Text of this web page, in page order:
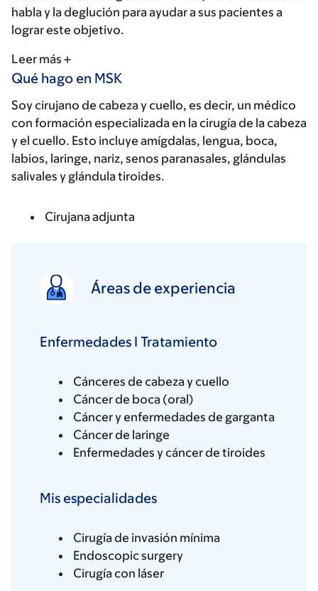
habla y la deglución para ayudar a sus pacientes a
lograr este objetivo.
Leer más
Qué hago en MSK
Soy cirujano de cabeza y cuello, es decir, un médico
con formación especializada en la cirugía de la cabeza
y el cuello. Esto incluye amígdalas, lengua, boca,
labios, laringe, nariz, senos paranasales, glándulas
salivales y glándula tiroides.
Cirujana adjunta
Áreas de experiencia
Enfermedades I Tratamiento
Cánceres de cabeza y cuello
Cáncer de boca (oral)
Cáncer y enfermedades de garganta
Cáncer de laringe
Enfermedades y cáncer de tiroides
Mis especialidades
Cirugía de invasión mínima
Endoscopic surgery
Cirugía con láser